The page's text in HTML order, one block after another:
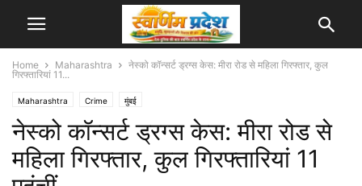
Home Maharashtra
नेस्को कॉन्सर्ट ड्रग्स केस: मीरा रोड से महिला गिरफ्तार, कुल
गिरफ्तारियां 11...
Maharashtra Crime मुंबई
नेस्को कॉन्सर्ट ड्रग्स केस: मीरा रोड से
महिला गिरफ्तार, कुल गिरफ्तारियां 11